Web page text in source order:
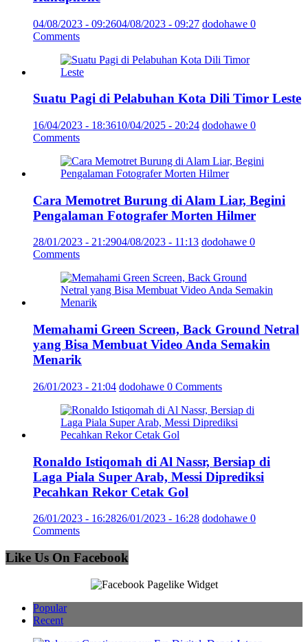
04/08/2023 - 09:2604/08/2023 - 09:27 dodohawe 0
Comments
Suatu Pagi di Pelabuhan Kota Dili Timor Leste
16/04/2023 - 18:3610/04/2025 - 20:24 dodohawe 0
Comments
Cara Memotret Burung di Alam Liar, Begini
Pengalaman Fotografer Morten Hilmer
28/01/2023 - 21:2904/08/2023 - 11:13 dodohawe 0
Comments
Memahami Green Screen, Back Ground Netral
yang Bisa Membuat Video Anda Semakin
Menarik
26/01/2023 - 21:04 dodohawe 0 Comments
Ronaldo Istiqomah di Al Nassr, Bersiap di
Laga Piala Super Arab, Messi Diprediksi
Pecahkan Rekor Cetak Gol
26/01/2023 - 16:2826/01/2023 - 16:28 dodohawe 0
Comments
Like Us On Facebook
Popular
Recent